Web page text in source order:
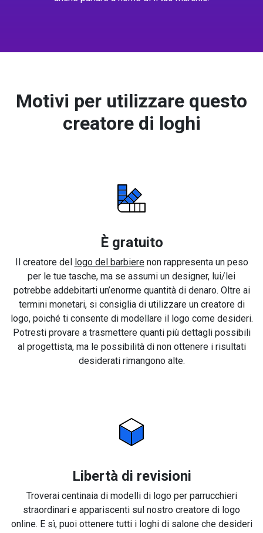
Motivi per utilizzare questo
creatore di loghi
È gratuito
Il creatore del logo del barbierenon rappresenta un peso
per le tue tasche, ma se assumi un designer, lui/lei
potrebbe addebitarti un’enorme quantità di denaro. Oltre ai
termini monetari, si consiglia di utilizzare un creatore di
logo, poiché ti consente di modellare il logo come desideri.
Potresti provare a trasmettere quanti più dettagli possibili
al progettista, ma le possibilità di non ottenere i risultati
desiderati rimangono alte.
Libertà di revisioni
Troverai centinaia di modelli di logo per parrucchieri
straordinari e appariscenti sul nostro creatore di logo
online. E sì, puoi ottenere tutti i loghi di salone che desideri